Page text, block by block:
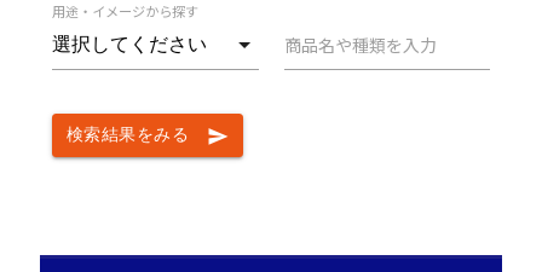
用途・イメージから探す
商品名や種類を入力
send
検索結果をみる